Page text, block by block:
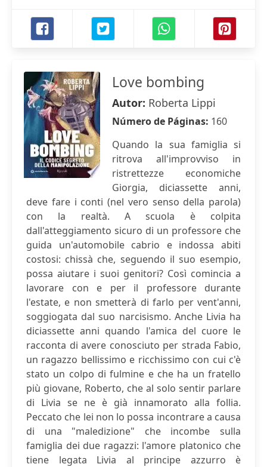
Love bombing
Autor: Roberta Lippi
Número de Páginas: 160
Quando la sua famiglia si
ritrova all'improvviso in
ristrettezze economiche
Giorgia, diciassette anni,
deve fare i conti (nel vero senso della parola)
con la realtà. A scuola è colpita
dall'atteggiamento sicuro di un professore che
guida un'automobile cabrio e indossa abiti
costosi: chissà che, seguendo il suo esempio,
possa aiutare i suoi genitori? Così comincia a
lavorare con e per il professore durante
l'estate, e non smetterà di farlo per vent'anni,
soggiogata dal suo narcisismo. Anche Livia ha
diciassette anni quando l'amica del cuore le
racconta di avere conosciuto per strada Fabio,
un ragazzo bellissimo e ricchissimo con cui c'è
stato un colpo di fulmine e che ha un fratello
più giovane, Roberto, che al solo sentir parlare
di Livia se ne è già innamorato alla follia.
Peccato che lei non lo possa incontrare a causa
di una "maledizione" che incombe sulla
famiglia dei due ragazzi: l'amore platonico che
tiene legata Livia al principe azzurro è